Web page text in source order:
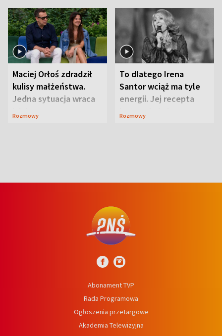
Maciej Orłoś zdradził
kulisy małżeństwa.
Jedna sytuacja wraca
jak bumerang
Rozmowy
To dlatego Irena
Santor wciąż ma tyle
energii. Jej recepta
jest zaskakująco
Rozmowy
Abonament TVP
Rada Programowa
Ogłoszenia przetargowe
Akademia Telewizyjna